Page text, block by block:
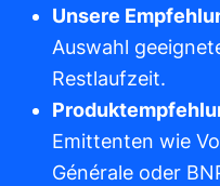
Unsere
Auswahl
Restlaufzeit.
Emittenten wie
Générale oder